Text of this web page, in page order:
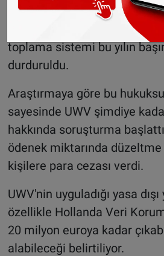
daimi hukuk firması
tavsiye sayesinde UWV’ye
toplama sistemi bu yılın
durduruldu.
Araştırmaya göre bu
sayesinde UWV şimdiye
hakkında soruşturma
ödenek miktarında düzeltme
kişilere para cezası verdi.
UWV'nin uyguladığı yasa
özellikle Hollanda Veri
20 milyon euroya kadar
alabileceği belirtiliyor.